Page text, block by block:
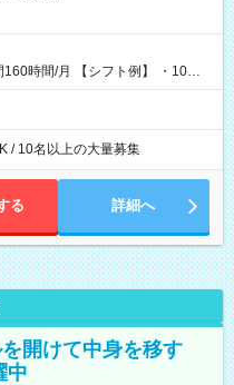
フト例】 ・10：
/ 10名以上の大量募集
る 詳細へ
開けて中身を移す
中